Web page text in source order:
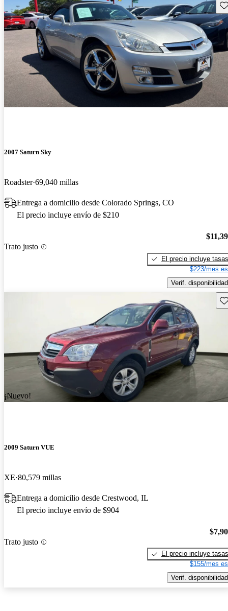
2007 Saturn Sky
Roadster 69,040 millas
Entrega a domicilio desde Colorado Springs, CO
El precio incluye envío de $210
Trato justo
El precio incluye tasas
$223/mes
Verif. disponibilidad
¡Nuevo!
2009 Saturn VUE
XE 80,579 millas
Entrega a domicilio desde Crestwood, IL
El precio incluye envío de $904
Trato justo
El precio incluye tasas
$155/mes
Verif. disponibilidad